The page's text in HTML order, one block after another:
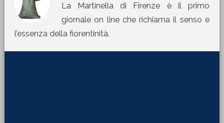
La Martinella di Firenze è il primo
giornale on line che richiama il senso e
l’essenza della fiorentinità.